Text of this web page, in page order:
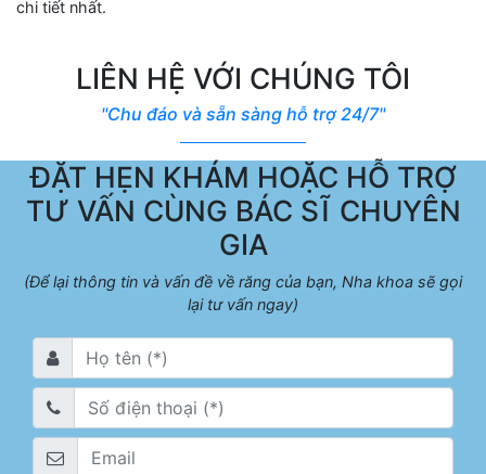
chi tiết nhất.
LIÊN HỆ VỚI CHÚNG TÔI
"Chu đáo và sẵn sàng hỗ trợ 24/7"
ĐẶT HẸN KHÁM HOẶC HỖ TRỢ
TƯ VẤN CÙNG BÁC SĨ CHUYÊN
GIA
(Để lại thông tin và vấn đề về răng của bạn, Nha khoa sẽ gọi
lại tư vấn ngay)